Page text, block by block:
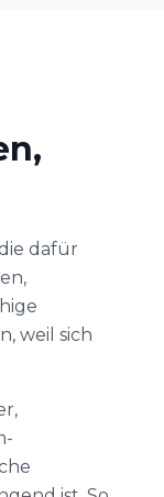
dafür
weil sich